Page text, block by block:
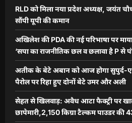
RLD को मिला नया प्रदेश अध्यक्ष, जयंत
सौंपी यूपी की कमान
अखिलेश की PDA की नई परिभाषा पर
‘सपा का राजनीतिक छल व छलावा है P से
अतीक के बेटे अबान को आज होगा सुपुर्द-
पैरोल पर रिहा हुए दोनों बेटे उमर और अली
सेहत से खिलवाड़: अवैध आटा फैक्ट्री पर
छापेमारी,2,150 किग्रा टैल्कम पाउडर की